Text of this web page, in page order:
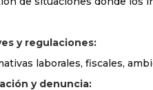
y regulaciones:
laborales, fiscales,
y denuncia: